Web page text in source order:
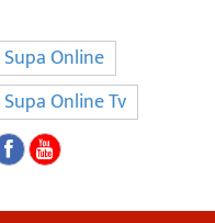
Supa Online
Supa Online Tv